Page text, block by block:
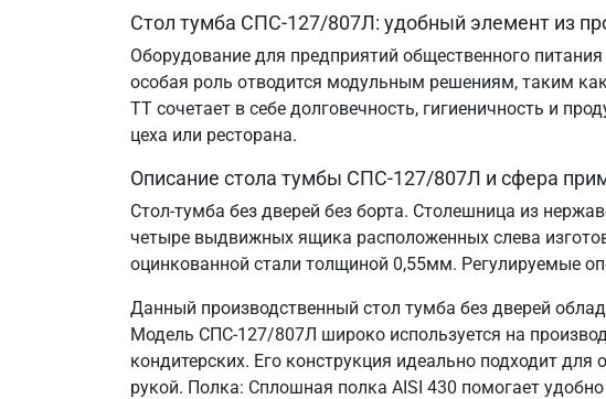
Стол тумба СПС-127/807Л: удобный элемент из
Оборудование для предприятий общественного
особая роль отводится модульным решениям, таким
ТТ сочетает в себе долговечность, гигиеничность и
цеха или ресторана.
Описание стола тумбы СПС-127/807Л и сфера
Стол-тумба без дверей без борта. Столешница из
четыре выдвижных ящика расположенных слева
оцинкованной стали толщиной 0,55мм. Регулируемые
Данный производственный стол тумба без дверей
Модель СПС-127/807Л широко используется на
кондитерских. Его конструкция идеально подходит
рукой. Полка: Сплошная полка AISI 430 помогает